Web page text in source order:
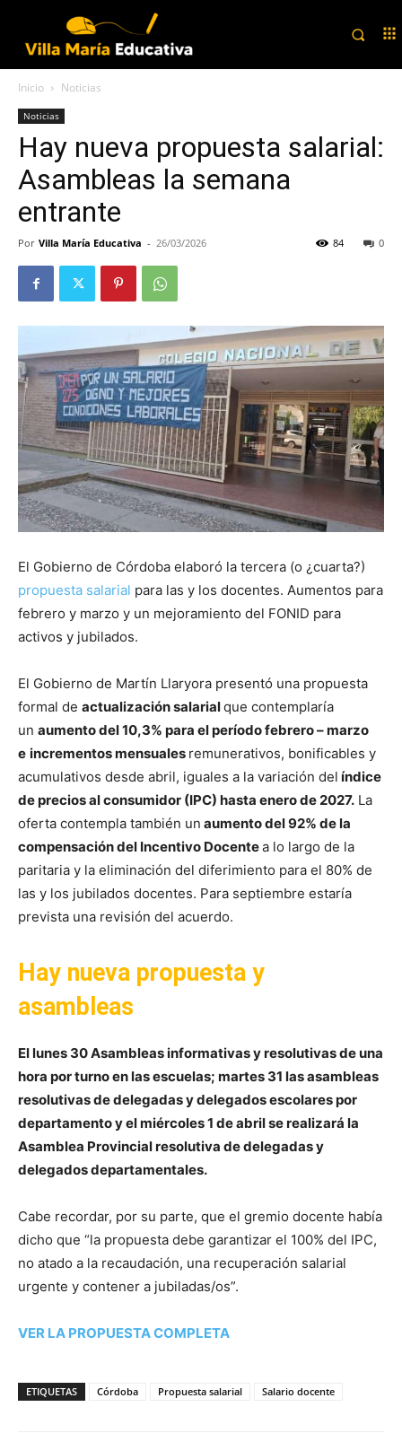
Inicio Noticias
Noticias
Hay nueva propuesta salarial:
Asambleas la semana
entrante
Por Villa María Educativa - 26/03/2026 0
84
El Gobierno de Córdoba elaboró la tercera (o ¿cuarta?)
propuesta salarial para las y los docentes. Aumentos para
febrero y marzo y un mejoramiento del FONID para
activos y jubilados.
El Gobierno de Martín Llaryora presentó una propuesta
formal de actualización salarialque contemplaría
un aumento del 10,3% para el período febrero – marzo
e incrementos mensuales remunerativos, bonificables y
acumulativos desde abril, iguales a la variación del índice
de precios al consumidor (IPC) hasta enero de 2027. La
oferta contempla también un aumento del 92% de la
compensación del Incentivo Docentea lo largo de la
paritaria y la eliminación del diferimiento para el 80% de
las y los jubilados docentes. Para septiembre estaría
prevista una revisión del acuerdo.
Hay nueva propuesta y
asambleas
El lunes 30 Asambleas informativas y resolutivas de una
hora por turno en las escuelas; martes 31 las asambleas
resolutivas de delegadas y delegados escolares por
departamento y el miércoles 1 de abril se realizará la
Asamblea Provincial resolutiva de delegadas y
delegados departamentales.
Cabe recordar, por su parte, que el gremio docente había
dicho que “la propuesta debe garantizar el 100% del IPC,
no atado a la recaudación, una recuperación salarial
urgente y contener a jubiladas/os”.
VER LA PROPUESTA COMPLETA
ETIQUETAS Córdoba Propuesta salarial Salario docente